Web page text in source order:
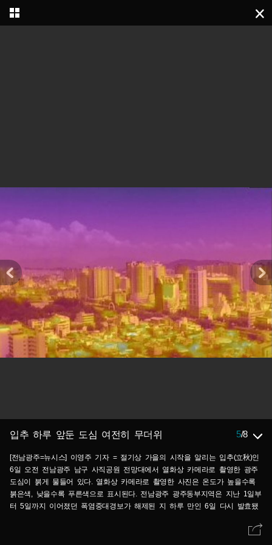
입추 하루 앞둔 도심 여전히 무더위 5/8
[전남광주=뉴시스] 이영주 기자 = 절기상 가을의 시작을 알리는 입추(立秋)인
6일 오전 전남광주 남구 사직공원 전망대에서 열화상 카메라로 촬영한 광주
도심이 붉게 물들어 있다. 열화상 카메라로 촬영한 사진은 온도가 높을수록
붉은색, 낮을수록 푸른색으로 표시된다. 전남광주 광주동부지역은 지난 1일부
터 5일까지 이어졌던 폭염중대경보가 해제된 지 하루 만인 6일 다시 발효됐